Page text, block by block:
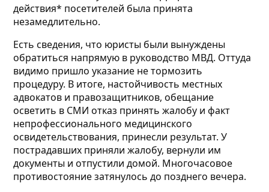
действия* посетителей была принята
незамедлительно.
Есть сведения, что юристы были вынуждены
обратиться напрямую в руководство МВД. Оттуда
видимо пришло указание не тормозить
процедуру. В итоге, настойчивость местных
адвокатов и правозащитников, обещание
осветить в СМИ отказ принять жалобу и факт
непрофессионального медицинского
освидетельствования, принесли результат. У
пострадавших приняли жалобу, вернули им
документы и отпустили домой. Многочасовое
противостояние затянулось до позднего вечера.